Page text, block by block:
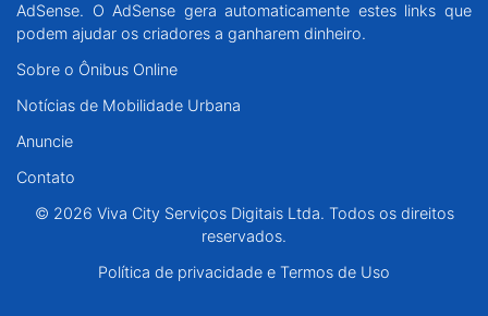
AdSense. O AdSense gera automaticamente estes links que
podem ajudar os criadores a ganharem dinheiro.
Sobre o Ônibus Online
Notícias de Mobilidade Urbana
Anuncie
Contato
© 2026 Viva City Serviços Digitais Ltda. Todos os direitos
reservados.
Política de privacidade e Termos de Uso